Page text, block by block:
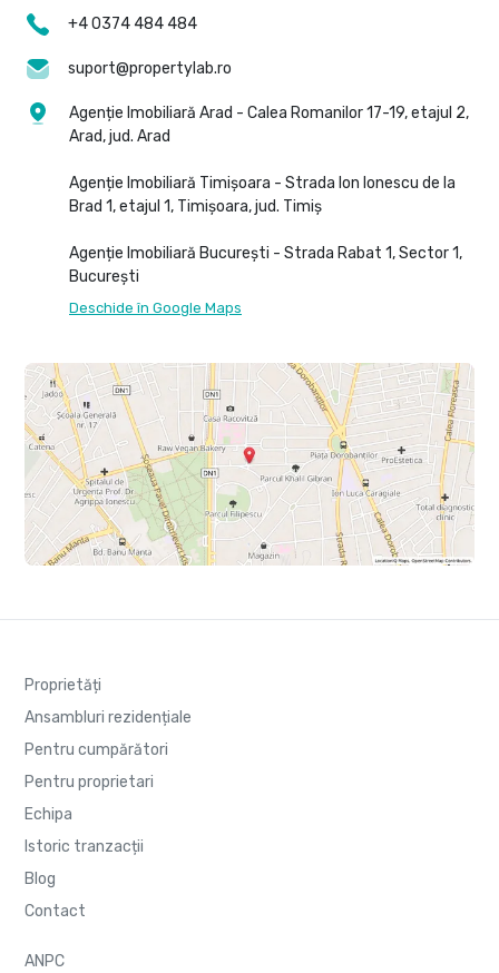
+4 0374 484 484
suport@propertylab.ro
Agenție Imobiliară Arad - Calea Romanilor 17-19, etajul 2,
Arad, jud. Arad
Agenție Imobiliară Timișoara - Strada Ion Ionescu de la
Brad 1, etajul 1, Timișoara, jud. Timiș
Agenție Imobiliară București - Strada Rabat 1, Sector 1,
București
Deschide în Google Maps
Proprietăți
Ansambluri rezidențiale
Pentru cumpărători
Pentru proprietari
Echipa
Istoric tranzacții
Blog
Contact
ANPC